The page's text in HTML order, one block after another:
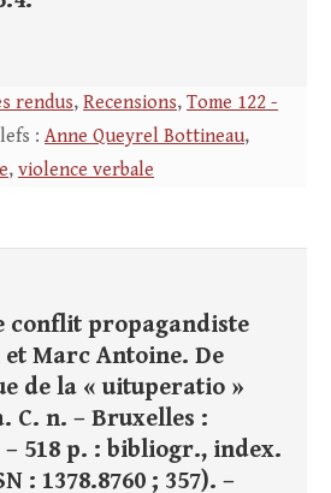
rendus, Recensions, Tome 122 -
: Anne Queyrel Bottineau,
, violence verbale
conflit propagandiste
Marc Antoine. De
de la « uituperatio »
C. n. – Bruxelles :
– 518 p. : bibliogr., index.
: 1378.8760 ; 357). –